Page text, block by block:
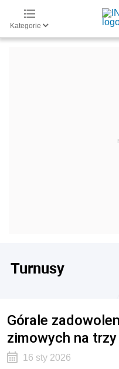
Kategorie
Turnusy
Górale
zimowych na
16 sty 2026